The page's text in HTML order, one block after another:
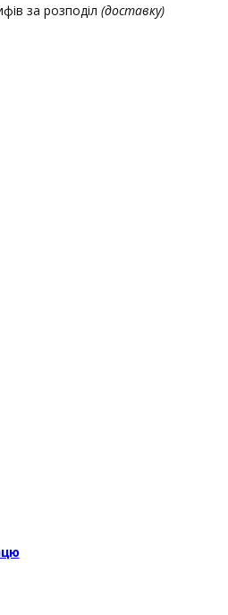
за розподіл (доставку)